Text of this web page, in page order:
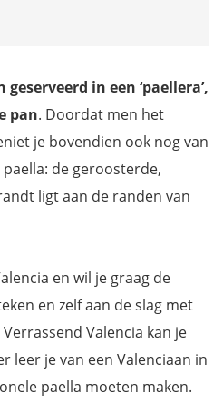
in een ‘paellera’,
pan. Doordat men het
je bovendien ook nog van
de geroosterde,
ligt aan de randen van
en wil je graag de
en zelf aan de slag met
Valencia kan je
leer je van een Valenciaan in
paella moeten maken.